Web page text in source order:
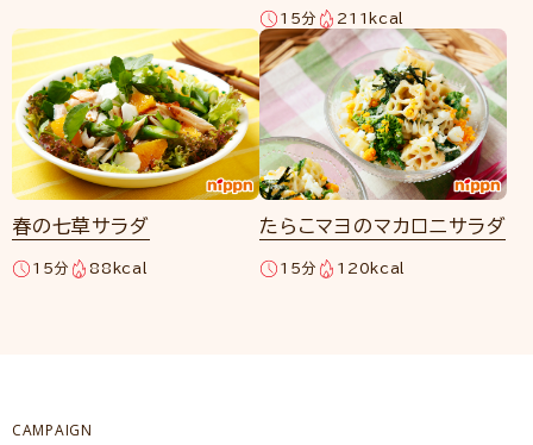
15分 211kcal
春の七草サラダ
15分 88kcal
たらこマヨのマカロニサラダ
15分 120kcal
CAMPAIGN